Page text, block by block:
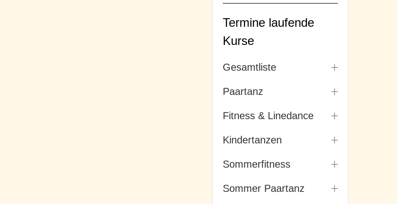
Termine laufende
Kurse
Gesamtliste
Paartanz
Fitness & Linedance
Kindertanzen
Sommerfitness
Sommer Paartanz